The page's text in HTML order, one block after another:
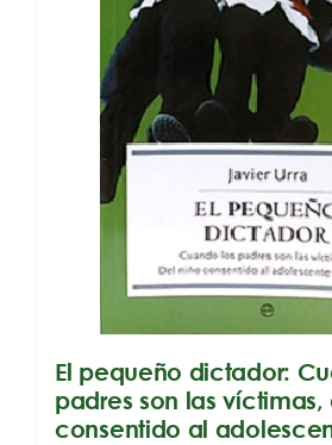
El pequeño dictador:
padres son las víctimas,
consentido al